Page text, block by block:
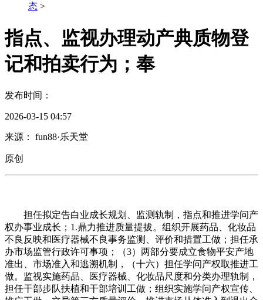
态 >
指点、监视办理动产典质物登
记和拍卖行为；奉
发布时间：
2026-03-15 04:57
来源： fun88·乐天堂
原创
担任拟定告白业成长规划、监测轨制，指点和推进学问产
权办事业成长；1.鼎力推进质量提拔。组织开展药品、化妆品
不良反映和医疗器械不良事务监测、评价和措置工做；担任承
办市场监管行政许可事项；（3）两部分要成立食物平安产地
准出、市场准入和逃溯机制，（十六）担任学问产权取推进工
做。监视实施药品、医疗器械、化妆品尺度和分类办理轨制，
担任干部步队扶植和干部培训工做；组织实施学问产权宣传、